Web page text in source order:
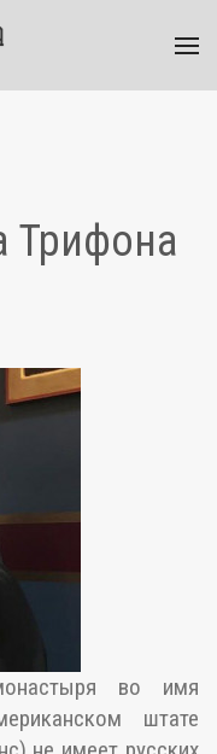
Трифона
во имя
штате